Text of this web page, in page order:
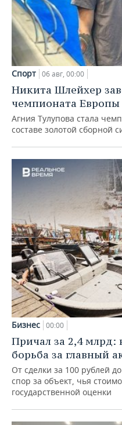
Спорт 06 авг, 00:00
Никита Шлейхер
чемпионата Европы
Агния Тулупова стала
составе золотой сборной
Бизнес 00:00
Причал за 2,4 млрд:
борьба за главный
От сделки за 100 рублей
спор за объект, чья
государственной оценки